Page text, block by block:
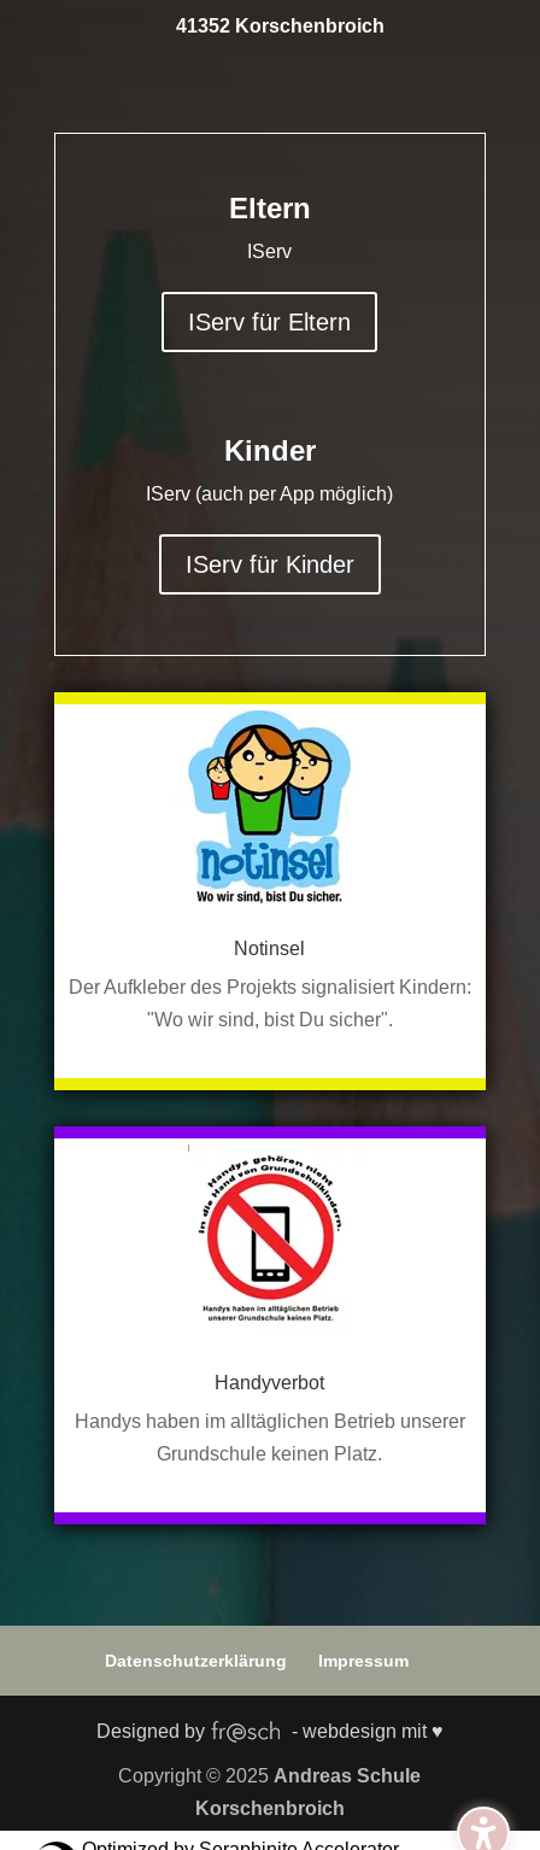
41352 Korschenbroich
Eltern
IServ
IServ für Eltern
Kinder
IServ (auch per App möglich)
IServ für Kinder
Notinsel
Der Aufkleber des Projekts signalisiert Kindern:
"Wo wir sind, bist Du sicher".
Handyverbot
Handys haben im alltäglichen Betrieb unserer
Grundschule keinen Platz.
Datenschutzerklärung Impressum
Designed by - webdesign mit ♥
Copyright © 2025Andreas Schule
Korschenbroich